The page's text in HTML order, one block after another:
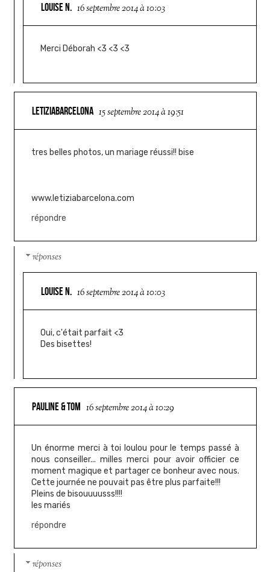
LOUISE N. 16 septembre 2014 à 10:03
Merci Déborah <3 <3 <3
LETIZIABARCELONA 15 septembre 2014 à 19:51
tres belles photos, un mariage réussi!! bise
www.letiziabarcelona.com
répondre
réponses
LOUISE N. 16 septembre 2014 à 10:03
Oui, c'était parfait <3
Des bisettes!
PAULINE & TOM 16 septembre 2014 à 10:29
Un énorme merci à toi loulou pour le temps passé à
nous conseiller... milles merci pour avoir officier ce
moment magique et partager ce bonheur avec nous.
Cette journée ne pouvait pas être plus parfaite!!!
Pleins de bisouuuusss!!!!
les mariés
répondre
réponses